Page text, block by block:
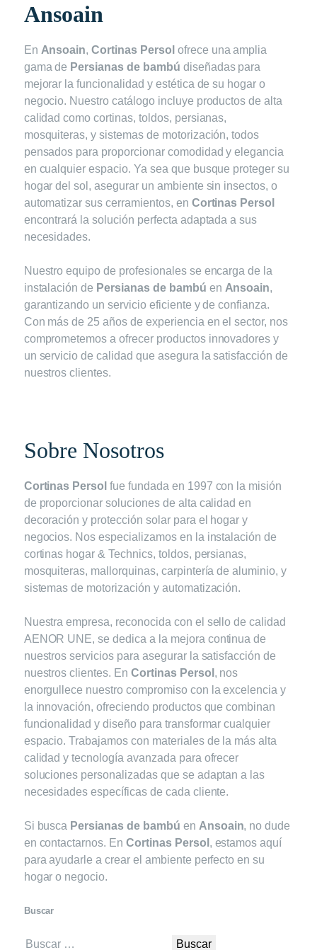
Ansoain
En Ansoain,Cortinas Persol ofrece una amplia
gama de Persianas de bambú diseñadas para
mejorar la funcionalidad y estética de su hogar o
negocio. Nuestro catálogo incluye productos de alta
calidad como cortinas, toldos, persianas,
mosquiteras, y sistemas de motorización, todos
pensados para proporcionar comodidad y elegancia
en cualquier espacio. Ya sea que busque proteger su
hogar del sol, asegurar un ambiente sin insectos, o
automatizar sus cerramientos, en Cortinas Persol
encontrará la solución perfecta adaptada a sus
necesidades.
Nuestro equipo de profesionales se encarga de la
instalación de Persianas de bambú en Ansoain,
garantizando un servicio eficiente y de confianza.
Con más de 25 años de experiencia en el sector, nos
comprometemos a ofrecer productos innovadores y
un servicio de calidad que asegura la satisfacción de
nuestros clientes.
Sobre Nosotros
Cortinas Persol fue fundada en 1997 con la misión
de proporcionar soluciones de alta calidad en
decoración y protección solar para el hogar y
negocios. Nos especializamos en la instalación de
cortinas hogar & Technics, toldos, persianas,
mosquiteras, mallorquinas, carpintería de aluminio, y
sistemas de motorización y automatización.
Nuestra empresa, reconocida con el sello de calidad
AENOR UNE, se dedica a la mejora continua de
nuestros servicios para asegurar la satisfacción de
nuestros clientes. En Cortinas Persol , nos
enorgullece nuestro compromiso con la excelencia y
la innovación, ofreciendo productos que combinan
funcionalidad y diseño para transformar cualquier
espacio. Trabajamos con materiales de la más alta
calidad y tecnología avanzada para ofrecer
soluciones personalizadas que se adaptan a las
necesidades específicas de cada cliente.
Si busca Persianas de bambú en Ansoain, no dude
en contactarnos. En Cortinas Persol , estamos aquí
para ayudarle a crear el ambiente perfecto en su
hogar o negocio.
Buscar
Buscar: